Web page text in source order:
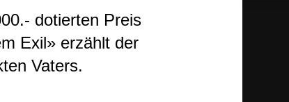
dotierten Preis
Exil» erzählt der
Vaters.